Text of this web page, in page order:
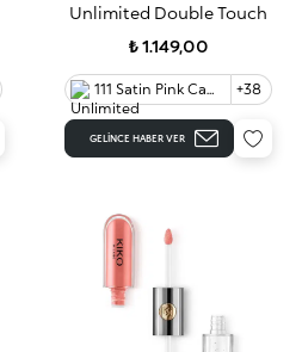
Unlimited Double Touch
₺ 1.149,00
111 Satin Pink Camellia 60 +38
GELINCE HABER VER